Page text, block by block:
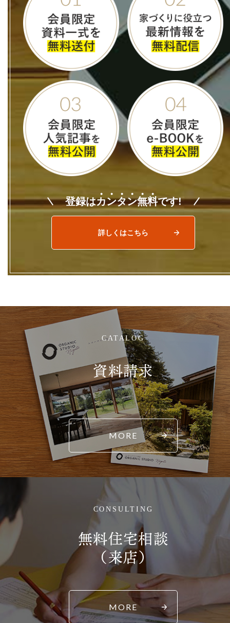
登録はカンタン無料です!
詳しくはこちら
CATALOG
資料請求
MORE
CONSULTING
無料住宅相談
（来店）
MORE